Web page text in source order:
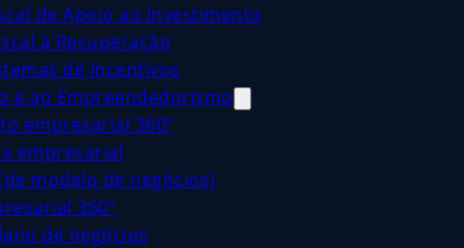
de Apoio ao Investimento
à Recuperação
de Incentivos
e ao Empreendedorismo
empresarial 360º
empresarial
modelo de negócios)
360º
de negócios